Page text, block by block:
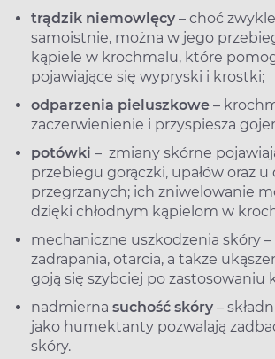
trądzik niemowlęcy – choć
samoistnie, można w jego
kąpiele w krochmalu, które
pojawiające się wypryski i krostki;
odparzenia pieluszkowe –
zaczerwienienie i przyspiesza
potówki – zmiany skórne
przebiegu gorączki, upałów oraz u
przegrzanych; ich zniwelowanie
dzięki chłodnym kąpielom w
mechaniczne uszkodzenia skóry
zadrapania, otarcia, a także
goją się szybciej po zastosowaniu
nadmierna suchość skóry –
jako humektanty pozwalają
skóry.